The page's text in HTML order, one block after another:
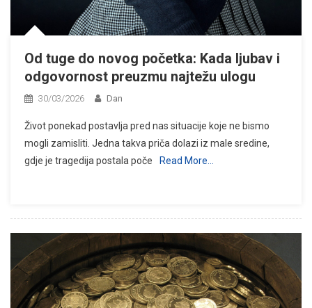
Od tuge do novog početka: Kada ljubav i
odgovornost preuzmu najtežu ulogu
30/03/2026 Dan
Život ponekad postavlja pred nas situacije koje ne bismo
mogli zamisliti. Jedna takva priča dolazi iz male sredine,
gdje je tragedija postala poče
Read More…